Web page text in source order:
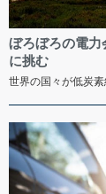
ぼろぼろの電
に挑む
世界の国々が低炭